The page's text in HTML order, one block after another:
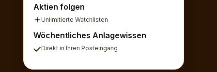
Aktien folgen
Unlimitierte Watchlisten
Wöchentliches Anlagewissen
Direkt in Ihren Posteingang